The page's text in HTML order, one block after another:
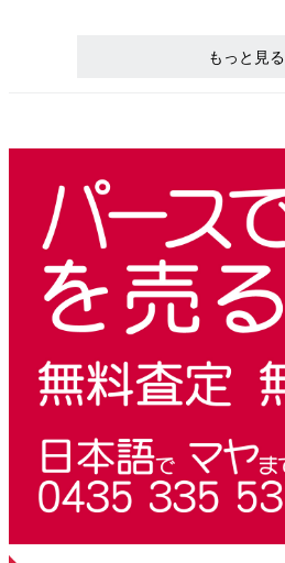
もっと見る